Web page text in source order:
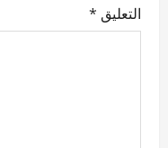
a
التعليق *